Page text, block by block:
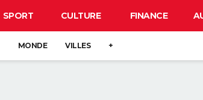
SPORT CULTURE FINANCE
MONDE VILLES +